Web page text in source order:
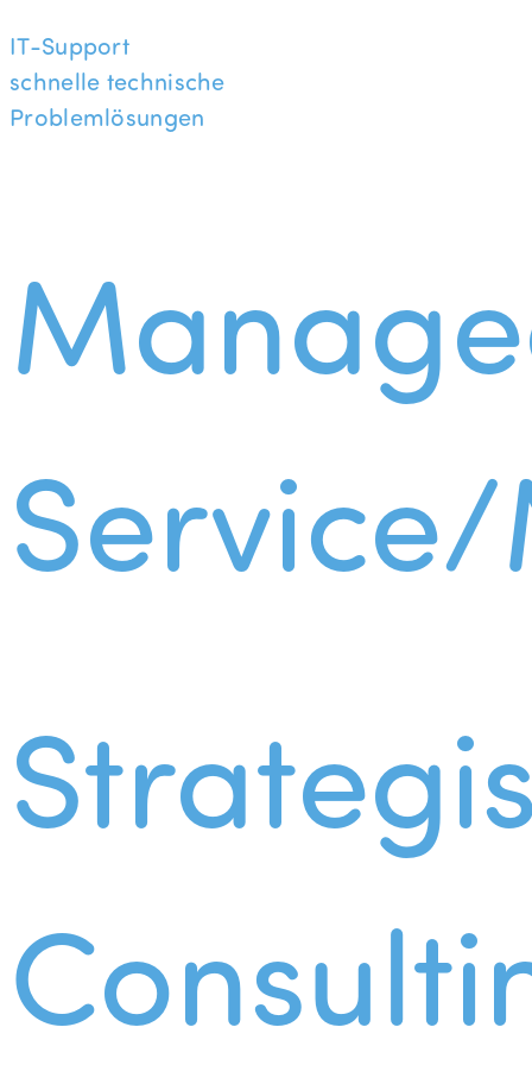
IT-Support
schnelle technische
Problemlösungen